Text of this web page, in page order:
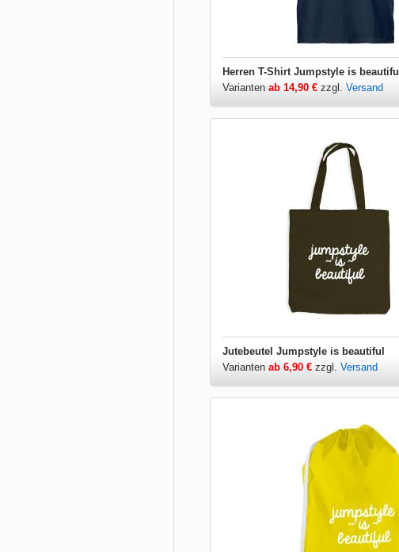
Herren T-Shirt Jumpstyle is beautiful
Varianten ab 14,90 € zzgl. Versand
Jutebeutel Jumpstyle is beautiful
Varianten ab 6,90 € zzgl. Versand